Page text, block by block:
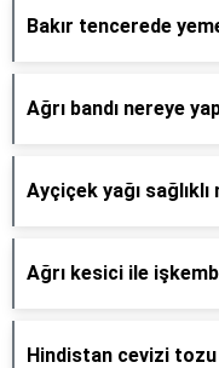
Bakır tencerede
Ağrı bandı nereye
Ayçiçek yağı sağlıklı
Ağrı kesici ile
Hindistan cevizi tozu